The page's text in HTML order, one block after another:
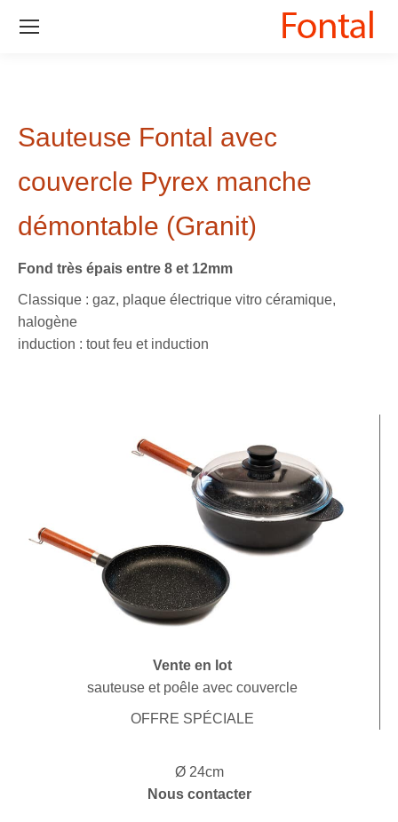
Sauteuse Fontal avec
couvercle Pyrex manche
démontable (Granit)
Fond très épais entre 8 et 12mm
Classique : gaz, plaque électrique vitro céramique,
halogène
induction : tout feu et induction
Vente en lot
sauteuse et poêle avec couvercle
OFFRE SPÉCIALE
Ø 24cm
Nous contacter